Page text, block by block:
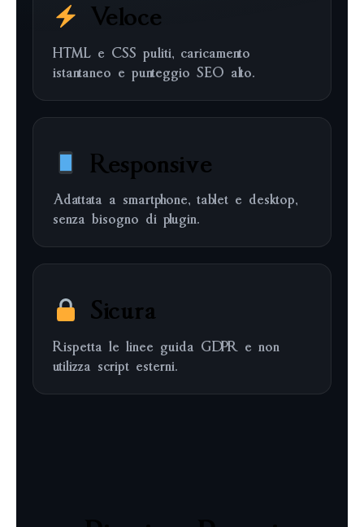
Veloce
HTML e CSS puliti, caricamento
istantaneo e punteggio SEO alto.
Responsive
Adattata a smartphone, tablet e desktop,
senza bisogno di plugin.
Sicura
Rispetta le linee guida GDPR e non
utilizza script esterni.